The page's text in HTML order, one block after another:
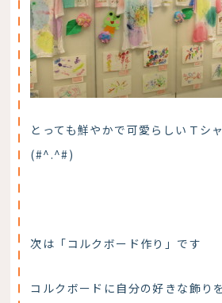
とっても鮮やかで可愛らしいＴシ
(#^.^#)
次は「コルクボード作り」です
コルクボードに自分の好きな飾り